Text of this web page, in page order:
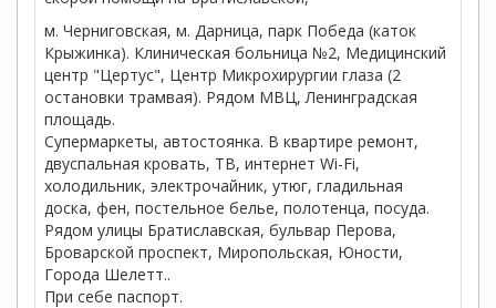
м. Черниговская, м. Дарница, парк Победа (каток
Крыжинка). Клиническая больница №2, Медицинский
центр "Цертус", Центр Микрохирургии глаза (2
остановки трамвая). Рядом МВЦ, Ленинградская
площадь.
Супермаркеты, автостоянка. В квартире ремонт,
двуспальная кровать, ТВ, интернет Wi-Fi,
холодильник, электрочайник, утюг, гладильная
доска, фен, постельное белье, полотенца, посуда.
Рядом улицы Братиславская, бульвар Перова,
Броварской проспект, Миропольская, Юности,
Города Шелетт..
При себе паспорт.